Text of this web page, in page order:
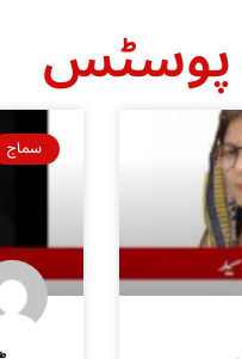
پوسٹس
سماج